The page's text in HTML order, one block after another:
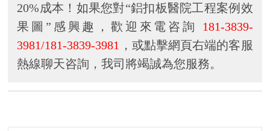
20%成本！如果您對“鋁扣板醫院工程案例效
果圖”感興趣，歡迎來電咨詢 181-3839-
3981/181-3839-3981 ，或點擊網頁右端的客服
熱線聊天咨詢，我司將竭誠為您服務。